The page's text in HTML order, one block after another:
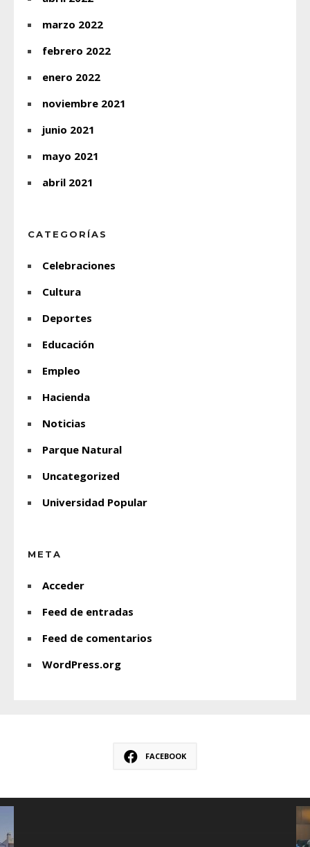
marzo 2022
febrero 2022
enero 2022
noviembre 2021
junio 2021
mayo 2021
abril 2021
CATEGORÍAS
Celebraciones
Cultura
Deportes
Educación
Empleo
Hacienda
Noticias
Parque Natural
Uncategorized
Universidad Popular
META
Acceder
Feed de entradas
Feed de comentarios
WordPress.org
FACEBOOK